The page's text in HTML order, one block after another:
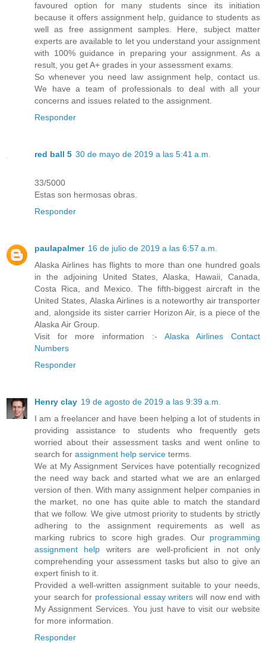
favoured option for many students since its initiation
because it offers assignment help, guidance to students as
well as free assignment samples. Here, subject matter
experts are available to let you understand your assignment
with 100% guidance in preparing your assignment. As a
result, you get A+ grades in your assessment exams.
So whenever you need law assignment help, contact us.
We have a team of professionals to deal with all your
concerns and issues related to the assignment.
Responder
red ball 5 30 de mayo de 2019 a las 5:41 a.m.
33/5000
Estas son hermosas obras.
Responder
paulapalmer 16 de julio de 2019 a las 6:57 a.m.
Alaska Airlines has flights to more than one hundred goals
in the adjoining United States, Alaska, Hawaii, Canada,
Costa Rica, and Mexico. The fifth-biggest aircraft in the
United States, Alaska Airlines is a noteworthy air transporter
and, alongside its sister carrier Horizon Air, is a piece of the
Alaska Air Group.
Visit for more information :- Alaska Airlines Contact
Numbers
Responder
Henry clay 19 de agosto de 2019 a las 9:39 a.m.
I am a freelancer and have been helping a lot of students in
providing assistance to students who frequently gets
worried about their assessment tasks and went online to
search for assignment help service terms.
We at My Assignment Services have potentially recognized
the need way back and started what we are an enlarged
version of then. With many assignment helper companies in
the market, no one has quite able to match the standard
that we follow. We give utmost priority to students by strictly
adhering to the assignment requirements as well as
marking rubrics to score high grades. Our programming
assignment help writers are well-proficient in not only
comprehending your assessment tasks but also to give an
expert finish to it.
Provided a well-written assignment suitable to your needs,
your search for professional essay writers will now end with
My Assignment Services. You just have to visit our website
for more information.
Responder